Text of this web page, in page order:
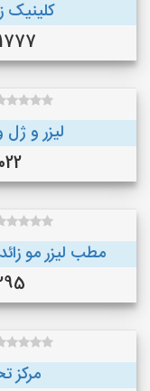
کلینیک
لیزر و
مطب لیزر مو
مرکز